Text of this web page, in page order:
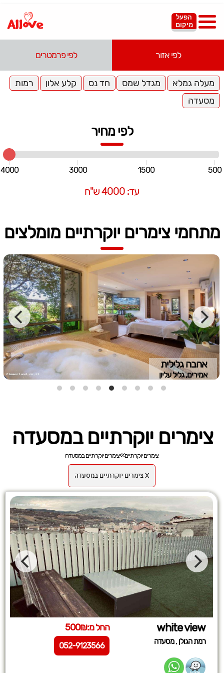
הפעל
מיקום
לפי אזור לפי פרמטרים
מעלה גמלא מגדל שמס חד נס קלע אלון
רמות
מסעדה
לפי מחיר
500
1500
3000
4000
עד: 4000 ש"ח
מתחמי צימרים יוקרתיים מומלצים
אהבה גלילית
אמירים, גליל עליון
צימרים יוקרתיים במסעדה
צימרים יוקרתיים>>צימרים יוקרתיים במסעדה
X צימרים יוקרתיים במסעדה
white view החל מ:500₪
רמת הגולן ,מסעדה 052-9123566